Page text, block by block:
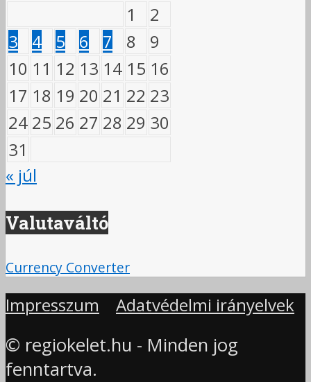
1
2
3
4 5 6 7 8
9
10 11 12 13 14 15 16
17 18 19 20 21 22 23
24 25 26 27 28 29 30
31
« júl
Valutaváltó
Currency Converter
Impresszum Adatvédelmi irányelvek
© regiokelet.hu - Minden jog
fenntartva.